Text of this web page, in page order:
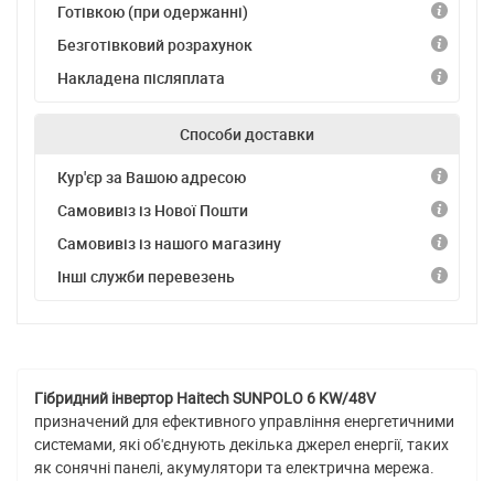
Готівкою (при одержанні)
Безготівковий розрахунок
Накладена післяплата
Способи доставки
Кур'єр за Вашою адресою
Самовивіз із Нової Пошти
Самовивіз із нашого магазину
Інші служби перевезень
Гібридний інвертор Haitech SUNPOLO 6 KW/48V
призначений для ефективного управління енергетичними
системами, які об'єднують декілька джерел енергії, таких
як сонячні панелі, акумулятори та електрична мережа.